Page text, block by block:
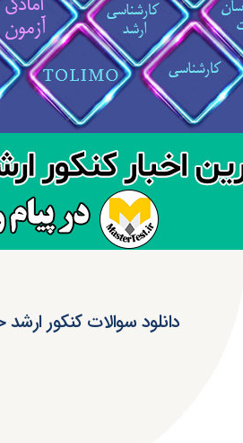
دانلود سوالات کنکور